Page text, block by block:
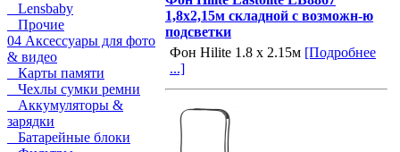
Lensbaby
Прочие
04 Аксессуары для фото
& видео
Карты памяти
Чехлы сумки ремни
Аккумуляторы &
зарядки
Батарейные блоки
1,8х2,15м складной с возможн-ю
подсветки
Фон Hilite 1.8 x 2.15м [Подробнее
...]